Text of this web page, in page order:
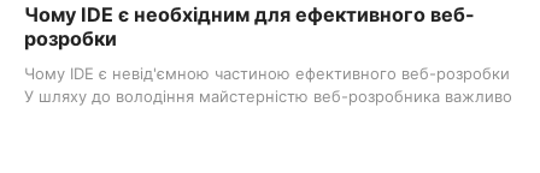
Чому IDE є необхідним для ефективного веб-
розробки
Чому IDE є невід'ємною частиною ефективного веб-розробки
У шляху до володіння майстерністю веб-розробника важливо